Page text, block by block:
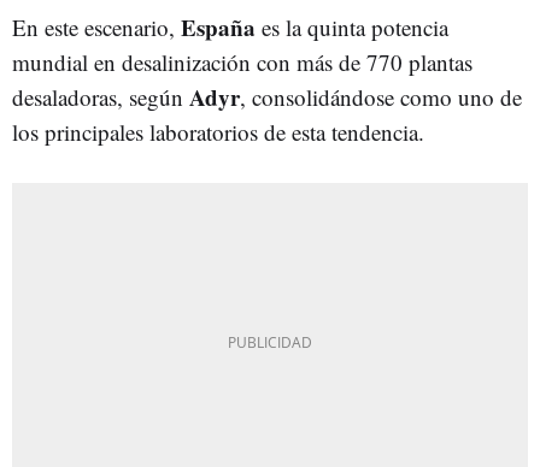
En este escenario, España es la quinta potencia
mundial en desalinización con más de 770 plantas
desaladoras, según Adyr, consolidándose como uno de
los principales laboratorios de esta tendencia.